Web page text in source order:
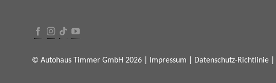
© Autohaus Timmer GmbH 2026 | Impressum Datenschutz-Richtlinie